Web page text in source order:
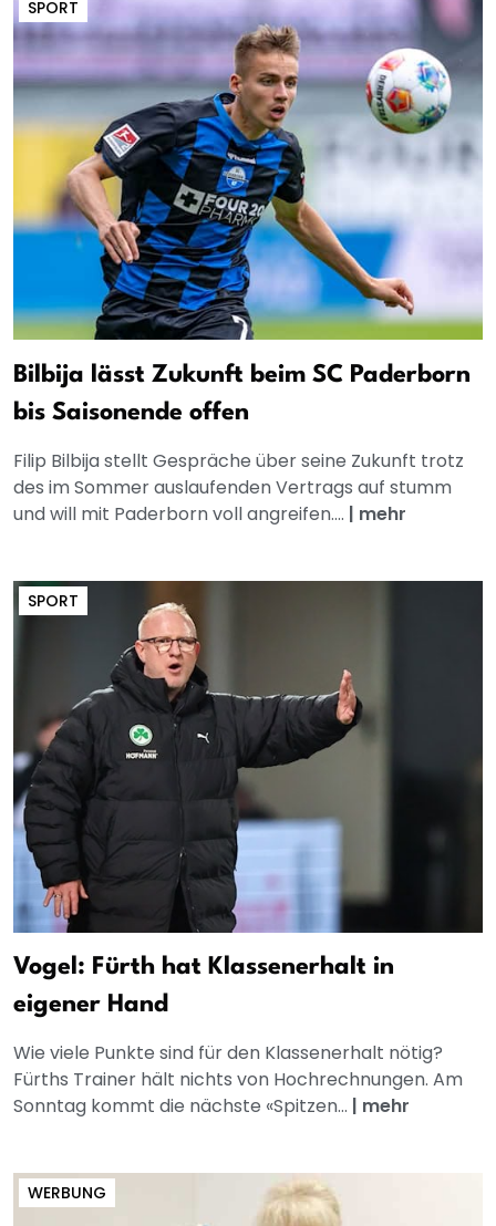
SPORT
Bilbija lässt Zukunft beim SC Paderborn
bis Saisonende offen
Filip Bilbija stellt Gespräche über seine Zukunft trotz
des im Sommer auslaufenden Vertrags auf stumm
und will mit Paderborn voll angreifen.... | mehr
SPORT
Vogel: Fürth hat Klassenerhalt in
eigener Hand
Wie viele Punkte sind für den Klassenerhalt nötig?
Fürths Trainer hält nichts von Hochrechnungen. Am
Sonntag kommt die nächste «Spitzen... | mehr
WERBUNG